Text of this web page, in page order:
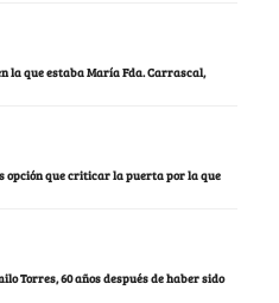
la que estaba María Fda. Carrascal,
opción que criticar la puerta por la que
Torres, 60 años después de haber sido